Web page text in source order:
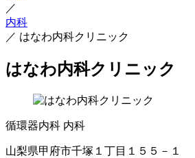
／
内科
／ はなわ内科クリニック
はなわ内科クリニック
循環器内科 内科
山梨県甲府市千塚１丁目１５５－１